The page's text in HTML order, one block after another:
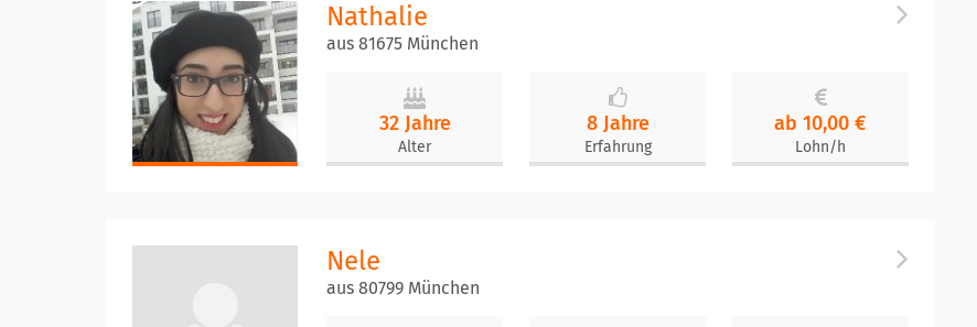
Nathalie
aus 81675 München
32 Jahre
Alter
8 Jahre
Erfahrung
ab 10,00 €
Lohn/h
Nele
aus 80799 München